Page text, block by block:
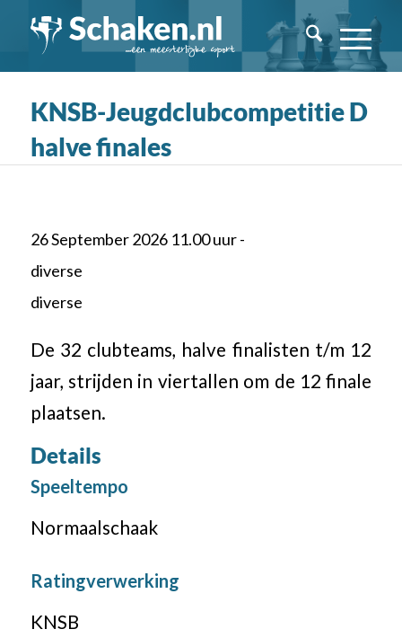
KNSB-Jeugdclubcompetitie D
halve finales
26 September 2026 11.00 uur -
diverse
diverse
De 32 clubteams, halve finalisten t/m 12
jaar, strijden in viertallen om de 12 finale
plaatsen.
Details
Speeltempo
Normaalschaak
Ratingverwerking
KNSB